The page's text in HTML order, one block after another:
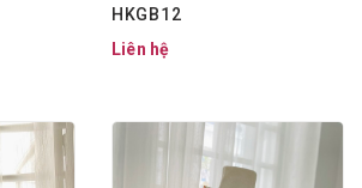
HKGB12
Liên hệ